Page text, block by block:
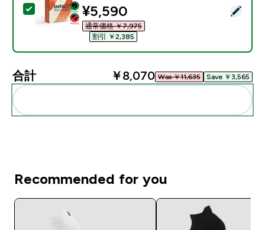
この商品を選択 - Impact ホエイ プロテイン - 1KG -
discounted price
¥5,590‎
通常価格 ￥7,975‎
割引 ￥2,385‎
合計 ￥8,070‎ Was ￥11,635‎ Save ￥3,565‎
Recommended for you